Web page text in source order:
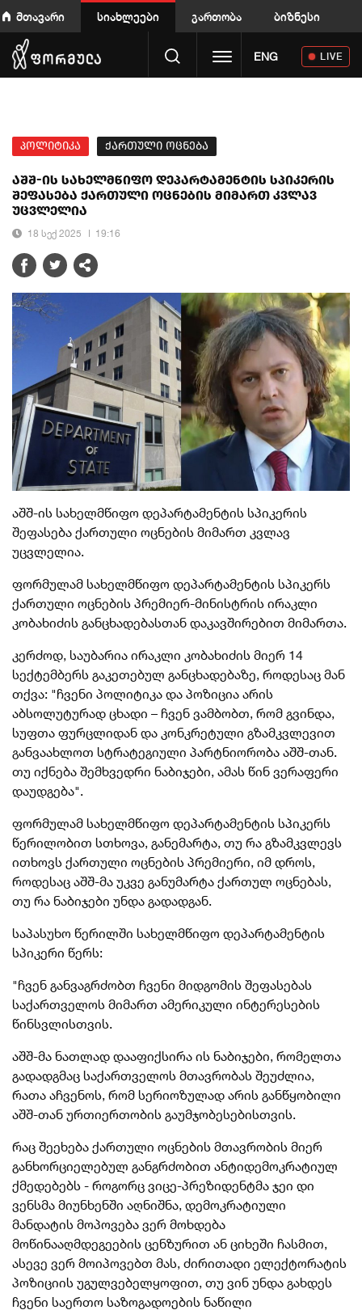
მთავარი სიახლეები გართობა ბიზნესი
Toggle navigation
ENG LIVE
პოლიტიკა ქართული ოცნება
აშშ-ის სახელმწიფო დეპარტამენტის სპიკერის
შეფასება ქართული ოცნების მიმართ კვლავ
უცვლელია
18 სექ 2025 19:16
აშშ-ის სახელმწიფო დეპარტამენტის სპიკერის
შეფასება ქართული ოცნების მიმართ კვლავ
უცვლელია.
ფორმულამ სახელმწიფო დეპარტამენტის სპიკერს
ქართული ოცნების პრემიერ-მინისტრის ირაკლი
კობახიძის განცხადებასთან დაკავშირებით მიმართა.
კერძოდ, საუბარია ირაკლი კობახიძის მიერ 14
სექტემბერს გაკეთებულ განცხადებაზე, როდესაც მან
თქვა: "ჩვენი პოლიტიკა და პოზიცია არის
აბსოლუტურად ცხადი – ჩვენ ვამბობთ, რომ გვინდა,
სუფთა ფურცლიდან და კონკრეტული გზამკვლევით
განვაახლოთ სტრატეგიული პარტნიორობა აშშ-თან.
თუ იქნება შემხვედრი ნაბიჯები, ამას წინ ვერაფერი
დაუდგება".
ფორმულამ სახელმწიფო დეპარტამენტის სპიკერს
წერილობით სთხოვა, განემარტა, თუ რა გზამკვლევს
ითხოვს ქართული ოცნების პრემიერი, იმ დროს,
როდესაც აშშ-მა უკვე განუმარტა ქართულ ოცნებას,
თუ რა ნაბიჯები უნდა გადადგან.
საპასუხო წერილში სახელმწიფო დეპარტამენტის
სპიკერი წერს:
"ჩვენ განვაგრძობთ ჩვენი მიდგომის შეფასებას
საქართველოს მიმართ ამერიკული ინტერესების
წინსვლისთვის.
აშშ-მა ნათლად დააფიქსირა ის ნაბიჯები, რომელთა
გადადგმაც საქართველოს მთავრობას შეუძლია,
რათა აჩვენოს, რომ სერიოზულად არის განწყობილი
აშშ-თან ურთიერთობის გაუმჯობესებისთვის.
რაც შეეხება ქართული ოცნების მთავრობის მიერ
განხორციელებულ განგრძობით ანტიდემოკრატიულ
ქმედებებს - როგორც ვიცე-პრეზიდენტმა ჯეი დი
ვენსმა მიუნხენში აღნიშნა, დემოკრატიული
მანდატის მოპოვება ვერ მოხდება
მოწინააღმდეგეების ცენზურით ან ციხეში ჩასმით,
ასევე ვერ მოიპოვებთ მას, ძირითადი ელექტორატის
პოზიციის უგულვებელყოფით, თუ ვინ უნდა გახდეს
ჩვენი საერთო საზოგადოების ნაწილი